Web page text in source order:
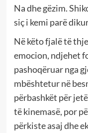
Na dhe gëzim.
siç i kemi parë
Në këto fjalë të
emocion, ndjehet
pashoqëruar nga
mbështetur në
përbashkët për
të kinemasë, por
përkiste asaj dhe